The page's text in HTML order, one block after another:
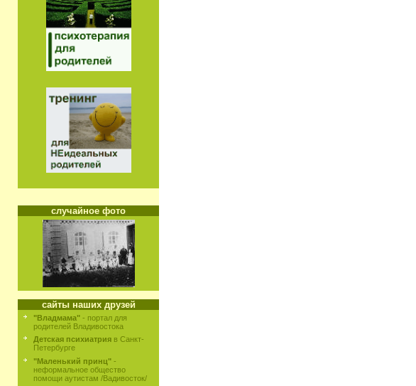
случайное фото
сайты наших друзей
"Владмама" - портал для
родителей Владивостока
Детская психиатрия в Санкт-
Петербурге
"Маленький принц" -
неформальное общество
помощи аутистам /Вадивосток/